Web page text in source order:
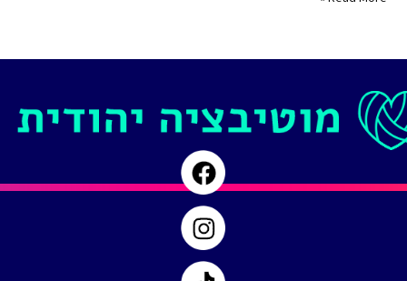
סליחה
|
פרק
#